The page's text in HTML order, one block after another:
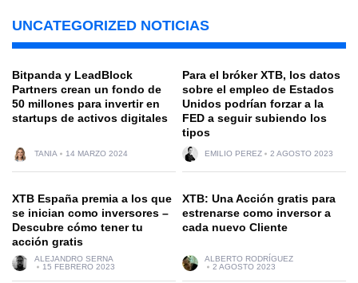
UNCATEGORIZED NOTICIAS
Bitpanda y LeadBlock
Partners crean un fondo de
50 millones para invertir en
startups de activos digitales
TANIA 14 MARZO 2024
Para el bróker XTB, los datos
sobre el empleo de Estados
Unidos podrían forzar a la
FED a seguir subiendo los
tipos
EMILIO PEREZ 2 AGOSTO 2023
XTB España premia a los que
se inician como inversores –
Descubre cómo tener tu
acción gratis
ALEJANDRO SERNA
15 FEBRERO 2023
XTB: Una Acción gratis para
estrenarse como inversor a
cada nuevo Cliente
ALBERTO RODRÍGUEZ
2 AGOSTO 2023